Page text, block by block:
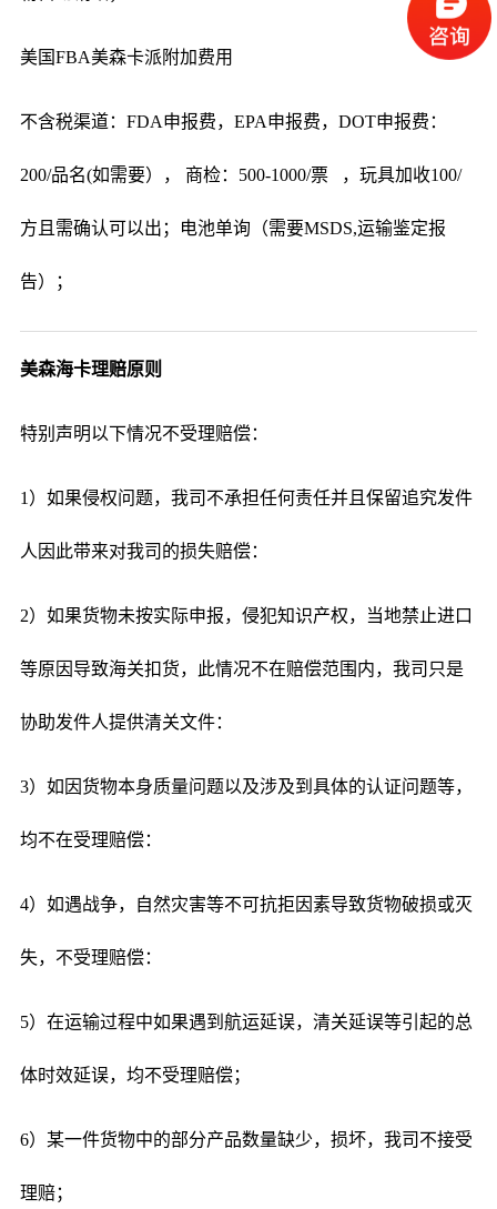
美国FBA美森卡派附加费用
不含税渠道：FDA申报费，EPA申报费，DOT申报费：
200/品名(如需要）， 商检：500-1000/票 ，玩具加收100/
方且需确认可以出；电池单询（需要MSDS,运输鉴定报
告）；
美森海卡理赔原则
特别声明以下情况不受理赔偿：
1）如果侵权问题，我司不承担任何责任并且保留追究发件
人因此带来对我司的损失赔偿：
2）如果货物未按实际申报，侵犯知识产权，当地禁止进口
等原因导致海关扣货，此情况不在赔偿范围内，我司只是
协助发件人提供清关文件：
3）如因货物本身质量问题以及涉及到具体的认证问题等，
均不在受理赔偿：
4）如遇战争，自然灾害等不可抗拒因素导致货物破损或灭
失，不受理赔偿：
5）在运输过程中如果遇到航运延误，清关延误等引起的总
体时效延误，均不受理赔偿；
6）某一件货物中的部分产品数量缺少，损坏，我司不接受
理赔；